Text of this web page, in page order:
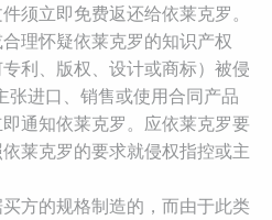
须立即免费返还给依莱克罗。
理怀疑依莱克罗的知识产权
专利、版权、设计或商标）被侵
张进口、销售或使用合同产品
通知依莱克罗。应依莱克罗要
莱克罗的要求就侵权指控或主
方的规格制造的，而由于此类